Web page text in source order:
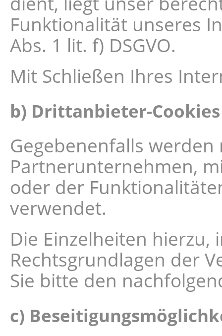
Funktionalität unseres
Abs. 1 lit. f) DSGVO.
Mit Schließen Ihres
b) Drittanbieter-Cookies
Gegebenenfalls
Partnerunternehmen,
oder der
verwendet.
Die Einzelheiten
Rechtsgrundlagen der
Sie bitte den
c)